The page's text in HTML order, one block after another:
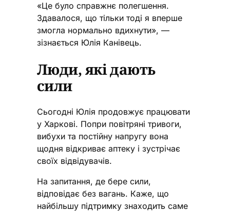
«Це було справжнє полегшення.
Здавалося, що тільки тоді я вперше
змогла нормально вдихнути», —
зізнається Юлія Канівець.
Люди, які дають
сили
Сьогодні Юлія продовжує працювати
у Харкові. Попри повітряні тривоги,
вибухи та постійну напругу вона
щодня відкриває аптеку і зустрічає
своїх відвідувачів.
На запитання, де бере сили,
відповідає без вагань. Каже, що
найбільшу підтримку знаходить саме